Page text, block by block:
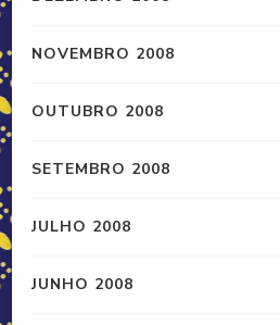
NOVEMBRO 2008
OUTUBRO 2008
SETEMBRO 2008
JULHO 2008
JUNHO 2008